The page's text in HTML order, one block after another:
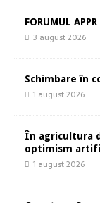
FORUMUL
3 august 2026
Schimbare în
1 august 2026
În agricultura
optimism
1 august 2026